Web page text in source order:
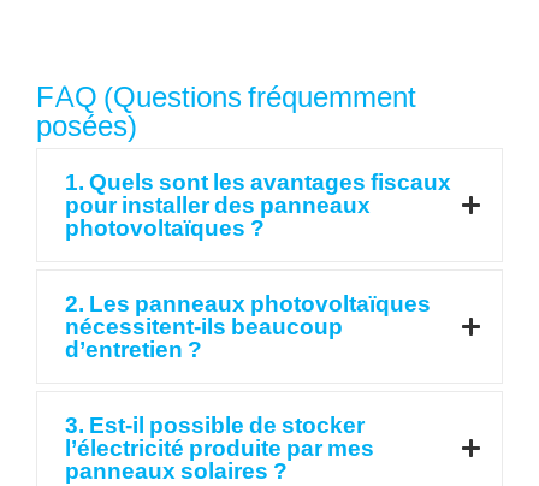
FAQ (Questions fréquemment
posées)
1. Quels sont les avantages fiscaux
pour installer des panneaux
photovoltaïques ?
2. Les panneaux photovoltaïques
nécessitent-ils beaucoup
d’entretien ?
3. Est-il possible de stocker
l’électricité produite par mes
panneaux solaires ?